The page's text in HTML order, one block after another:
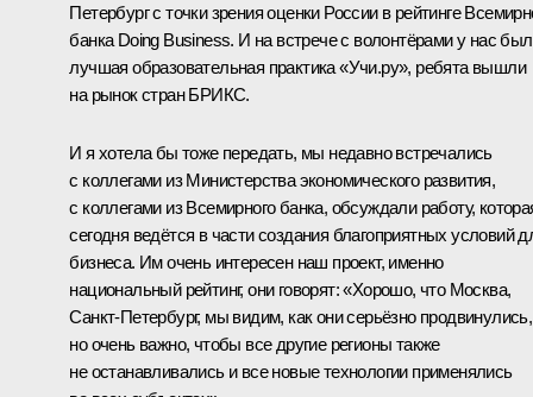
Петербург с точки зрения оценки России в рейтинге
банка Doing Business. И на встрече с волонтёрами у нас
лучшая образовательная практика «Учи.ру», ребята вышли
на рынок стран БРИКС.
И я хотела бы тоже передать, мы недавно встречались
с коллегами из Министерства экономического развития,
с коллегами из Всемирного банка, обсуждали работу,
сегодня ведётся в части создания благоприятных условий
бизнеса. Им очень интересен наш проект, именно
национальный рейтинг, они говорят: «Хорошо, что Москва,
Санкт-Петербург, мы видим, как они серьёзно продвинулись,
но очень важно, чтобы все другие регионы также
не останавливались и все новые технологии применялись